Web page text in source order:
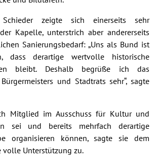
zeigte sich einerseits sehr
Kapelle, unterstrich aber andererseits
Sanierungsbedarf: „Uns als Bund ist
dass derartige wertvolle historische
bleibt. Deshalb begrüße ich das
und Stadtrats sehr“, sagte
Mitglied im Ausschuss für Kultur und
sei und bereits mehrfach derartige
organisieren können, sagte sie dem
volle Unterstützung zu.